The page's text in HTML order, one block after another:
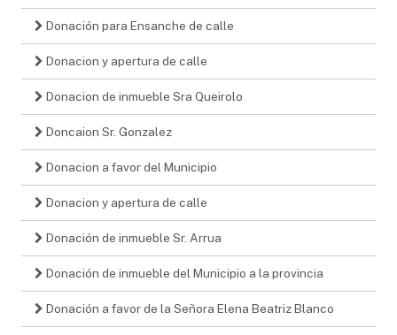
Donación para Ensanche de calle
Donacion y apertura de calle
Donacion de inmueble Sra Queirolo
Doncaion Sr. Gonzalez
Donacion a favor del Municipio
Donacion y apertura de calle
Donación de inmueble Sr. Arrua
Donación de inmueble del Municipio a la provincia
Donación a favor de la Señora Elena Beatriz Blanco